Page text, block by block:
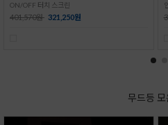
ON/OFF 터치 스크린
401,570원 321,250원
무드등 모